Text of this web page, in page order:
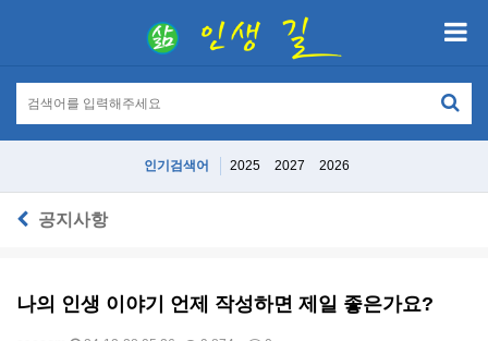
인기검색어 2025 2027 2026
공지사항
나의 인생 이야기 언제 작성하면 제일 좋은가요?